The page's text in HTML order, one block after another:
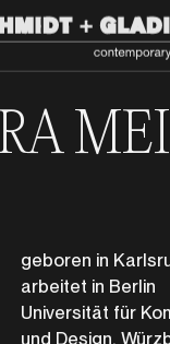
geboren in
arbeitet in Berlin
Universität für
und Design,